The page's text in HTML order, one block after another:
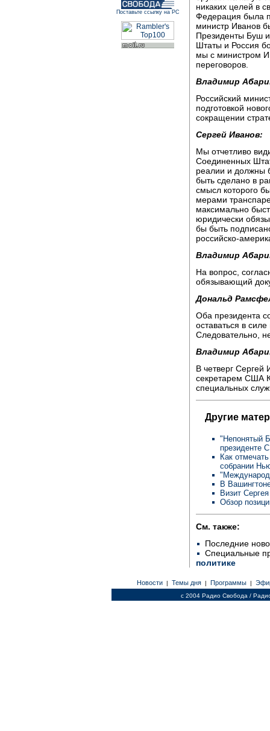
Поставьте ссылку на РС
никаких целей в
Федерация была
министр Иванов
Президенты Буш
Штаты и Россия
мы с министром
переговоров.
Владимир
Российский
подготовкой
сокращении
Сергей Иванов:
Мы отчетливо
Соединенных
реалии и должны
быть сделано в
смысл которого
мерами
максимально
юридически
бы быть
российско-
Владимир
На вопрос,
обязывающий
Дональд
Оба президента
оставаться в
Следовательно,
Владимир
В четверг Сергей
секретарем США
специальных
Другие
"Непонятый
президенте
Как
собрании
В
Визит
Обзор
См. также:
Последние
Специальные
политике
Новости | Темы дня | Программы |
c 2004 Радио Свобода /